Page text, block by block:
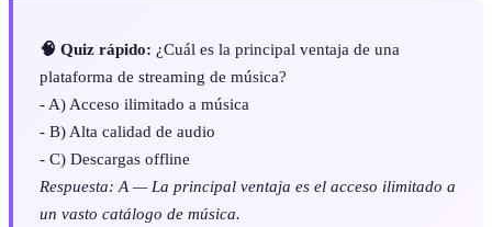
🧠 Quiz rápido: ¿Cuál es la principal ventaja de una
plataforma de streaming de música?
- A) Acceso ilimitado a música
- B) Alta calidad de audio
- C) Descargas offline
Respuesta: A — La principal ventaja es el acceso ilimitado a
un vasto catálogo de música.